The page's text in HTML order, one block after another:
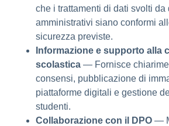
che i trattamenti di dati svolti da
amministrativi siano conformi
sicurezza previste.
Informazione e supporto alla
scolastica — Fornisce
consensi, pubblicazione di
piattaforme digitali e gestione
studenti.
Collaborazione con il DPO —